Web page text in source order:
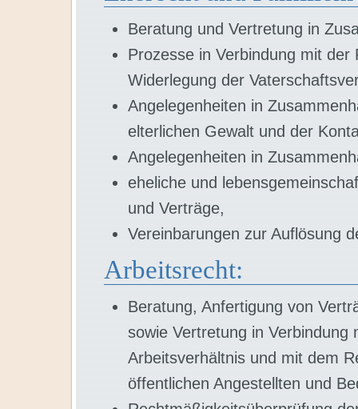
Beratung und Vertretung in
Prozesse in Verbindung mit
Widerlegung der
Angelegenheiten in
elterlichen Gewalt und der
Angelegenheiten in
eheliche und
und Verträge,
Vereinbarungen zur Auflösung
Arbeitsrecht:
Beratung, Anfertigung von
sowie Vertretung in Verbindung
Arbeitsverhältnis und mit dem
öffentlichen Angestellten und